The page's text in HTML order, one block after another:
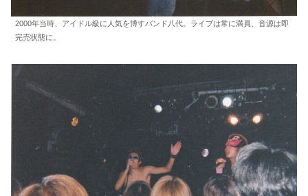
2000年当時、アイドル級に人気を博すバンド八代。ライブは常に満員、音源は即
完売状態に。